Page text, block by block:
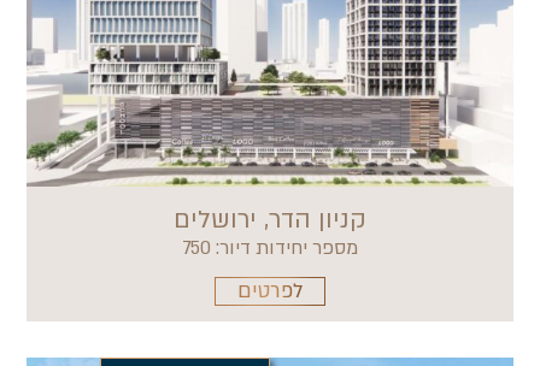
קניון הדר, ירושלים
מספר יחידות דיור: 750
לפרטים